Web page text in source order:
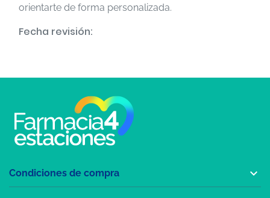
orientarte de forma personalizada.
Fecha revisión:
Condiciones de compra 